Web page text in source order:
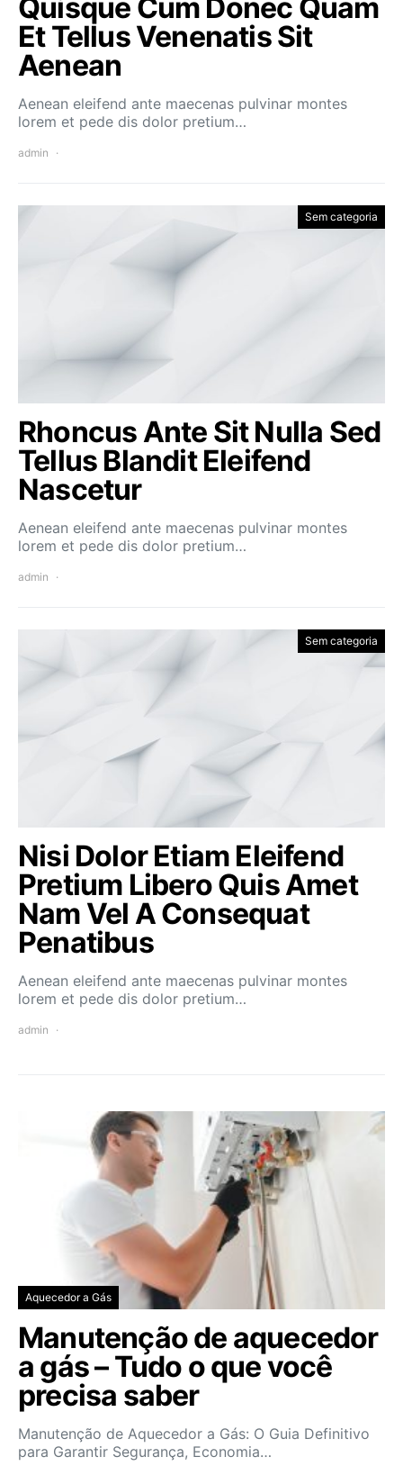
Quisque Cum Donec Quam
Et Tellus Venenatis Sit
Aenean
Aenean eleifend ante maecenas pulvinar montes
lorem et pede dis dolor pretium…
admin
Sem categoria
Rhoncus Ante Sit Nulla Sed
Tellus Blandit Eleifend
Nascetur
Aenean eleifend ante maecenas pulvinar montes
lorem et pede dis dolor pretium…
admin
Sem categoria
Nisi Dolor Etiam Eleifend
Pretium Libero Quis Amet
Nam Vel A Consequat
Penatibus
Aenean eleifend ante maecenas pulvinar montes
lorem et pede dis dolor pretium…
admin
Aquecedor a Gás
Manutenção de aquecedor
a gás – Tudo o que você
precisa saber
Manutenção de Aquecedor a Gás: O Guia Definitivo
para Garantir Segurança, Economia…